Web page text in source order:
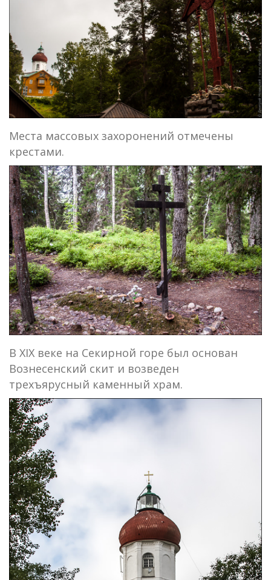
Места массовых захоронений отмечены
крестами.
В XIX веке на Секирной горе был основан
Вознесенский скит и возведен
трехъярусный каменный храм.